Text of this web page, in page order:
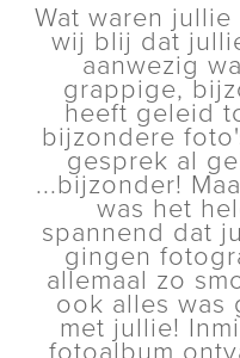
Wat waren
wij blij dat
aanwezig
grappige,
heeft geleid
bijzondere
gesprek al
...bijzonder!
was het
spannend dat
gingen
allemaal zo
ook alles was
met jullie!